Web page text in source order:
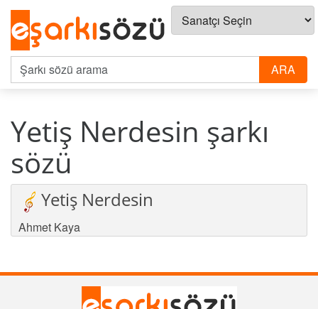
Yetiş Nerdesin şarkı
sözü
Yetiş Nerdesin
Ahmet Kaya